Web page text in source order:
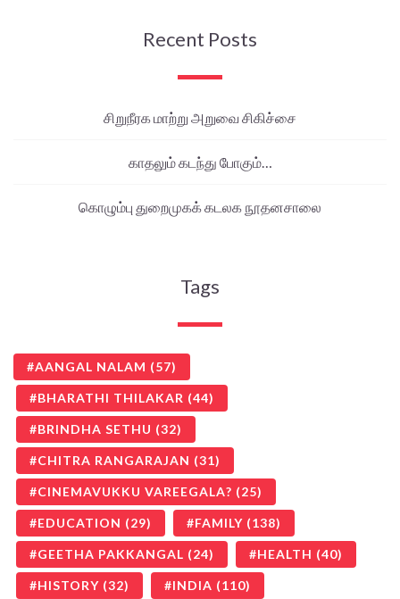
Recent Posts
சிறுநீரக மாற்று அறுவை சிகிச்சை
காதலும் கடந்து போகும்…
கொழும்பு துறைமுகக் கடலக நூதனசாலை
Tags
AANGAL NALAM (57)
BHARATHI THILAKAR (44)
BRINDHA SETHU (32)
CHITRA RANGARAJAN (31)
CINEMAVUKKU VAREEGALA? (25)
EDUCATION (29) FAMILY (138)
GEETHA PAKKANGAL (24) HEALTH (40)
HISTORY (32) INDIA (110)